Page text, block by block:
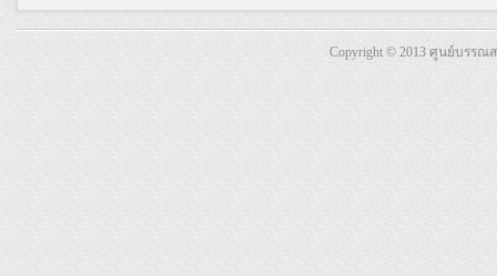
Copyright © 2013 ศูนย์บรร